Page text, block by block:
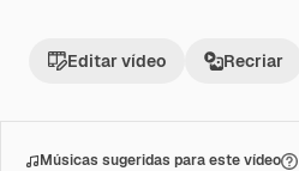
Editar vídeo Recriar
Músicas sugeridas para este vídeo